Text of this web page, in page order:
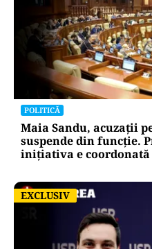
POLITICĂ
Maia Sandu, acuzații
suspende din funcție.
inițiativa e coordonată
EXCLUSIV
EXCLUSIV